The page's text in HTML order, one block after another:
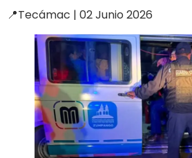
📍Tecámac | 02 Junio 2026